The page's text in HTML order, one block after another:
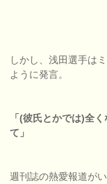
しかし、浅田選手は
ように発言。
「(彼氏とかでは)全
て」
週刊誌の熱愛報道が